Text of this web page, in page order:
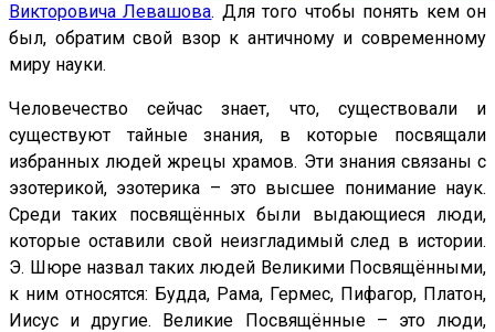
Викторовича Левашова. Для того чтобы понять кем он
был, обратим свой взор к античному и современному
миру науки.
Человечество сейчас знает, что, существовали и
существуют тайные знания, в которые посвящали
избранных людей жрецы храмов. Эти знания связаны с
эзотерикой, эзотерика – это высшее понимание наук.
Среди таких посвящённых были выдающиеся люди,
которые оставили свой неизгладимый след в истории.
Э. Шюре назвал таких людей Великими Посвящёнными,
к ним относятся: Будда, Рама, Гермес, Пифагор, Платон,
Иисус и другие. Великие Посвящённые – это люди,